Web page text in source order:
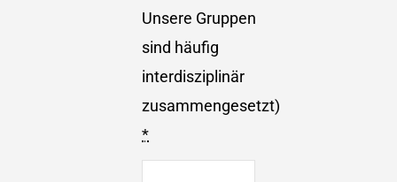
Unsere Gruppen
sind häufig
interdisziplinär
zusammengesetzt)
*